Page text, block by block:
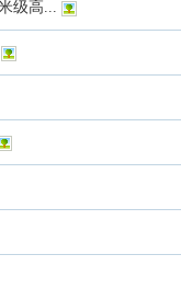
级高...